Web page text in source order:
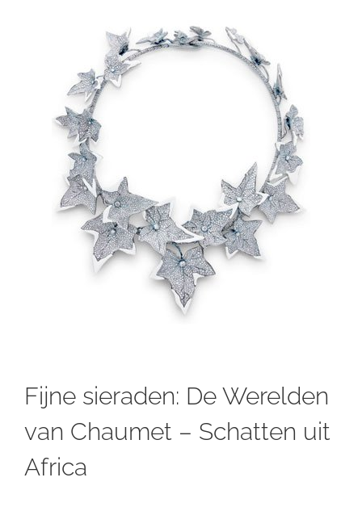
Fijne sieraden: De Werelden
van Chaumet – Schatten uit
Africa